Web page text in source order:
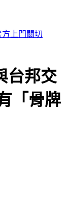
上門關切
台邦交
「骨牌